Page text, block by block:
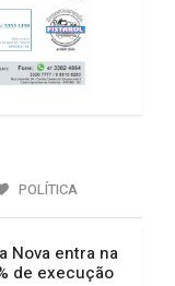
POLÍTICA
Nova entra na
de execução